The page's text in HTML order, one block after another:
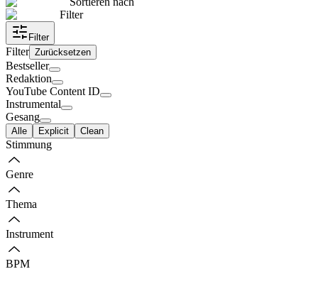
Filter
Filter
Filter Zurücksetzen
Bestseller
Redaktion
YouTube Content ID
Instrumental
Gesang
Alle Explicit Clean
Stimmung
Genre
Thema
Instrument
BPM